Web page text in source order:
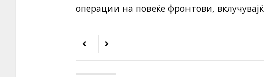
операции на повеќе фронтови,